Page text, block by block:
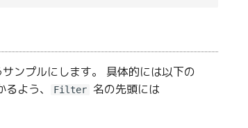
ンプルにします。 具体的には以下の
よう、 Filter 名の先頭には